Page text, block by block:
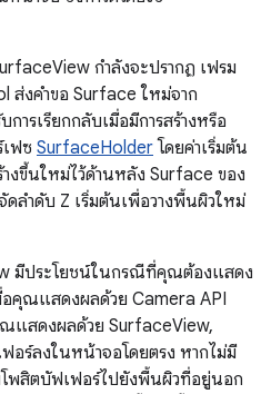
กำลังจะปรากฏ เฟรม
ส่งคำขอ Surface ใหม่จาก
ารเรียกกลับเมื่อมีการสร้างหรือ
ฟซ SurfaceHolder โดยค่าเริ่มต้น
างขึ้นใหม่ไว้ด้านหลัง Surface ของ
ลำดับ Z เริ่มต้นเพื่อวางพื้นผิวใหม่
มีประโยชน์ในกรณีที่คุณต้องแสดง
คุณแสดงผลด้วย Camera API
แสดงผลด้วย SurfaceView,
อร์ลงในหน้าจอโดยตรง หากไม่มี
พสิตบัฟเฟอร์ไปยังพื้นผิวที่อยู่นอก